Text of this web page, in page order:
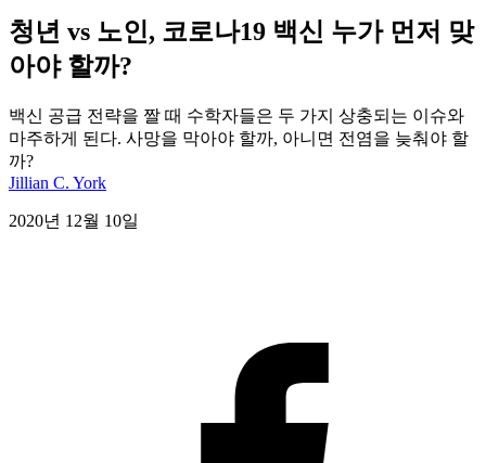
청년 vs 노인, 코로나19 백신 누가 먼저 맞
아야 할까?
백신 공급 전략을 짤 때 수학자들은 두 가지 상충되는 이슈와
마주하게 된다. 사망을 막아야 할까, 아니면 전염을 늦춰야 할
까?
Jillian C. York
2020년 12월 10일